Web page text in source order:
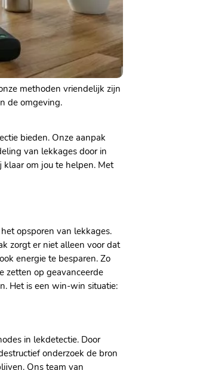
methoden vriendelijk zijn
de omgeving.
bieden. Onze aanpak
van lekkages door in
klaar om jou te helpen. Met
opsporen van lekkages.
zorgt er niet alleen voor dat
energie te besparen. Zo
zetten op geavanceerde
Het is een win-win situatie:
in lekdetectie. Door
onderzoek de bron
Ons team van